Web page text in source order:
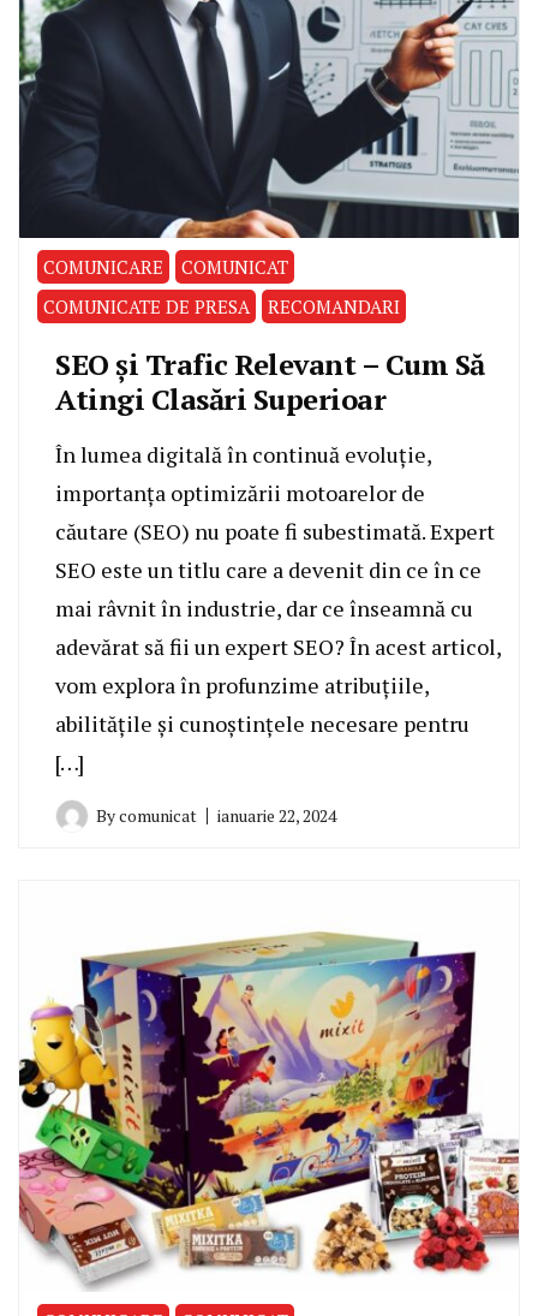
COMUNICARE
COMUNICAT
COMUNICATE DE PRESA
RECOMANDARI
SEO și Trafic Relevant – Cum Să
Atingi Clasări Superioar
În lumea digitală în continuă evoluție,
importanța optimizării motoarelor de
căutare (SEO) nu poate fi subestimată. Expert
SEO este un titlu care a devenit din ce în ce
mai râvnit în industrie, dar ce înseamnă cu
adevărat să fii un expert SEO? În acest articol,
vom explora în profunzime atribuțiile,
abilitățile și cunoștințele necesare pentru
[…]
Bycomunicat ianuarie 22, 2024